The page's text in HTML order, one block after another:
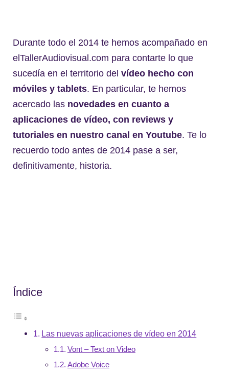
Durante todo el 2014 te hemos acompañado en
elTallerAudiovisual.com para contarte lo que
sucedía en el territorio del vídeo hecho con
móviles y tablets. En particular, te hemos
acercado las novedades en cuanto a
aplicaciones de vídeo, con reviews y
tutoriales en nuestro canal en Youtube. Te lo
recuerdo todo antes de 2014 pase a ser,
definitivamente, historia.
Índice
Las nuevas aplicaciones de vídeo en 2014
Vont – Text on Video
Adobe Voice